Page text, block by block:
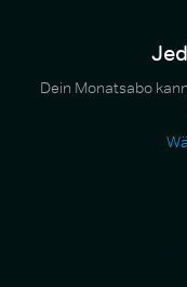
Dein Monatsabo